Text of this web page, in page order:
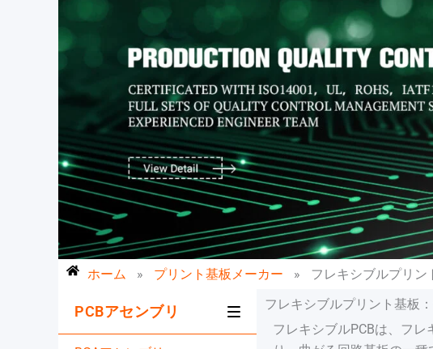
ホーム » プリント基板メーカー » フレキシブルプリン
PCBアセンブリ
フレキシブルプリント基板
フレキシブルPCBは、フ